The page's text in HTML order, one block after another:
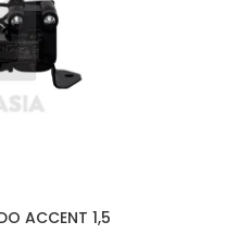
ACCENT 1,5